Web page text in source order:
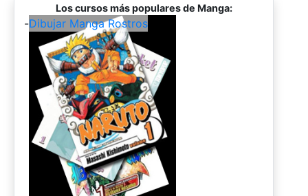
Los cursos más populares de Manga:
-Dibujar Manga Rostros